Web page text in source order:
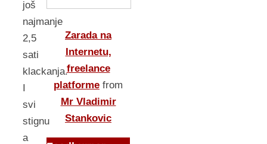
još
najmanje
2,5
sati
klackanja.
I
svi
stignu
a
Zarada na
Internetu,
freelance
platforme from
Mr Vladimir
Stankovic